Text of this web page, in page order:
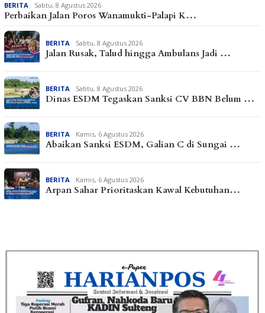
BERITA Sabtu, 8 Agustus 2026
Perbaikan Jalan Poros Wanamukti-Palapi K…
BERITA Sabtu, 8 Agustus 2026
Jalan Rusak, Talud hingga Ambulans Jadi …
BERITA Sabtu, 8 Agustus 2026
Dinas ESDM Tegaskan Sanksi CV BBN Belum …
BERITA Kamis, 6 Agustus 2026
Abaikan Sanksi ESDM, Galian C di Sungai …
BERITA Kamis, 6 Agustus 2026
Arpan Sahar Prioritaskan Kawal Kebutuhan…